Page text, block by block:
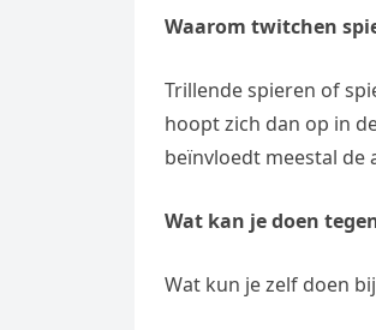
Waarom twitchen
Trillende spieren of
hoopt zich dan op in
beïnvloedt meestal de
Wat kan je doen
Wat kun je zelf doen